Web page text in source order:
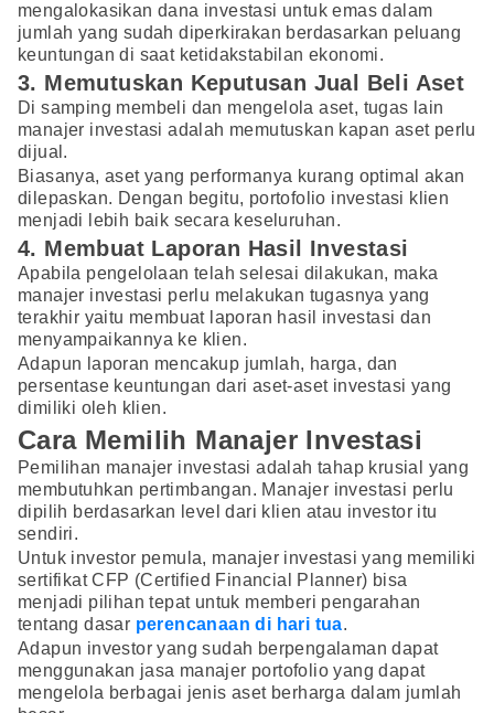
mengalokasikan dana investasi untuk emas dalam
jumlah yang sudah diperkirakan berdasarkan peluang
keuntungan di saat ketidakstabilan ekonomi.
3. Memutuskan Keputusan Jual Beli Aset
Di samping membeli dan mengelola aset, tugas lain
manajer investasi adalah memutuskan kapan aset perlu
dijual.
Biasanya, aset yang performanya kurang optimal akan
dilepaskan. Dengan begitu, portofolio investasi klien
menjadi lebih baik secara keseluruhan.
4. Membuat Laporan Hasil Investasi
Apabila pengelolaan telah selesai dilakukan, maka
manajer investasi perlu melakukan tugasnya yang
terakhir yaitu membuat laporan hasil investasi dan
menyampaikannya ke klien.
Adapun laporan mencakup jumlah, harga, dan
persentase keuntungan dari aset-aset investasi yang
dimiliki oleh klien.
Cara Memilih Manajer Investasi
Pemilihan manajer investasi adalah tahap krusial yang
membutuhkan pertimbangan. Manajer investasi perlu
dipilih berdasarkan level dari klien atau investor itu
sendiri.
Untuk investor pemula, manajer investasi yang memiliki
sertifikat CFP (Certified Financial Planner) bisa
menjadi pilihan tepat untuk memberi pengarahan
tentang dasar perencanaan di hari tua.
Adapun investor yang sudah berpengalaman dapat
menggunakan jasa manajer portofolio yang dapat
mengelola berbagai jenis aset berharga dalam jumlah